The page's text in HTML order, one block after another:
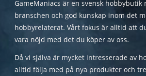
GameManiacs är en svensk hobbybutik
branschen och god kunskap inom det
hobbyrelaterat. Vårt fokus är alltid att
vara nöjd med det du köper av oss.
Då vi själva är mycket intresserade av
alltid följa med på nya produkter och